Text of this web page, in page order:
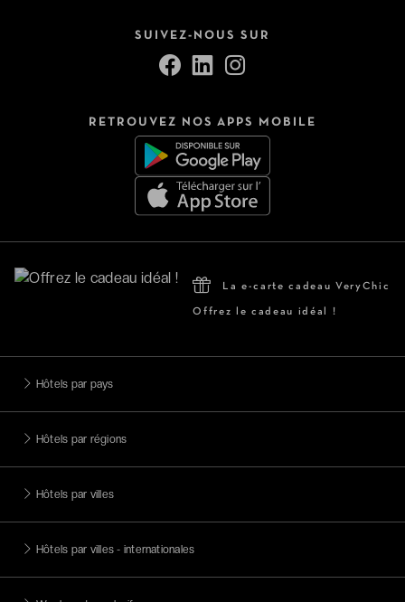
SUIVEZ-NOUS SUR
RETROUVEZ NOS APPS MOBILE
La e-carte cadeau VeryChic
Offrez le cadeau idéal !
Hôtels par pays
Hôtels par régions
Hôtels par villes
Hôtels par villes - internationales